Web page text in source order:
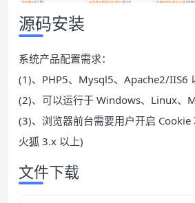
源码安装
系统产品配置需求：
(1)、PHP5、Mysql5、Apache2/IIS6
(2)、可以运行于 Windows、Linux、
(3)、浏览器前台需要用户开启 Cookie
火狐 3.x 以上)
文件下载